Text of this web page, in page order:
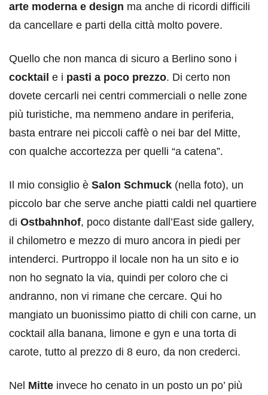
arte moderna e design ma anche di ricordi difficili
da cancellare e parti della città molto povere.
Quello che non manca di sicuro a Berlino sono i
cocktail e i pasti a poco prezzo. Di certo non
dovete cercarli nei centri commerciali o nelle zone
più turistiche, ma nemmeno andare in periferia,
basta entrare nei piccoli caffè o nei bar del Mitte,
con qualche accortezza per quelli “a catena”.
Il mio consiglio è Salon Schmuck (nella foto), un
piccolo bar che serve anche piatti caldi nel quartiere
di Ostbahnhof, poco distante dall’East side gallery,
il chilometro e mezzo di muro ancora in piedi per
intenderci. Purtroppo il locale non ha un sito e io
non ho segnato la via, quindi per coloro che ci
andranno, non vi rimane che cercare. Qui ho
mangiato un buonissimo piatto di chili con carne, un
cocktail alla banana, limone e gyn e una torta di
carote, tutto al prezzo di 8 euro, da non crederci.
Nel Mitte invece ho cenato in un posto un po’ più